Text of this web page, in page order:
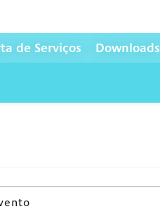
de Serviços Downloads